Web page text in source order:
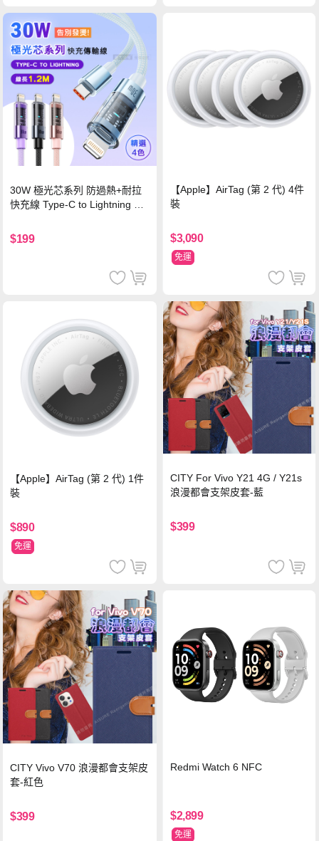
30W 極光芯系列 防過熱+耐拉
快充線 Type-C to Lightning 傳
$199
【Apple】AirTag (第 2 代) 4件
裝
$3,090
免運
【Apple】AirTag (第 2 代) 1件
裝
$890
免運
CITY For Vivo Y21 4G / Y21s
浪漫都會支架皮套-藍
$399
CITY Vivo V70 浪漫都會支架皮
套-紅色
$399
Redmi Watch 6 NFC
$2,899
免運